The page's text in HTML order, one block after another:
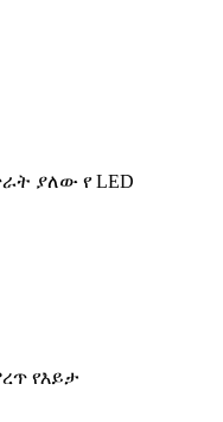
ያለው የ LED
የእይታ